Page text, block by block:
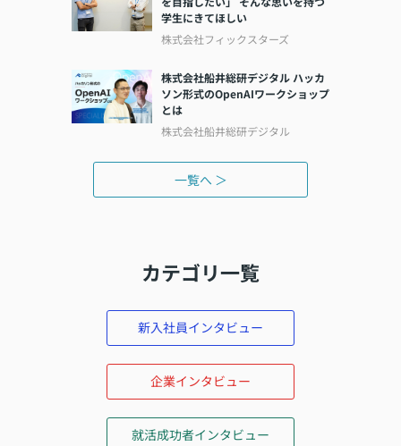
学生にきてほしい
株式会社フィックスターズ
株式会社船井総研デジタル ハッカ
ソン形式のOpenAIワークショップ
とは
株式会社船井総研デジタル
一覧へ ＞
カテゴリ一覧
新入社員インタビュー
企業インタビュー
就活成功者インタビュー